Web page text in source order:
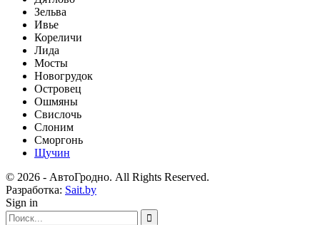
Зельва
Ивье
Кореличи
Лида
Мосты
Новогрудок
Островец
Ошмяны
Свислочь
Слоним
Сморгонь
Щучин
© 2026 - АвтоГродно. All Rights Reserved.
Разработка: Sait.by
Sign in